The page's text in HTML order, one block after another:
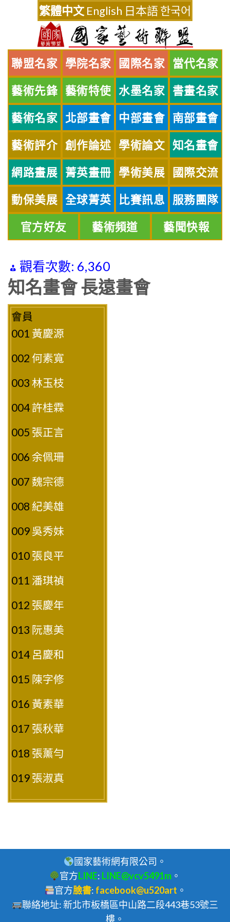
繁體中文 English 日本語한국어
聯盟名家 學院名家 國際名家 當代名家
藝術先鋒 藝術特使 水墨名家 書畫名家
藝術名家 北部畫會 中部畫會 南部畫會
藝術評介 創作論述 學術論文 知名畫會
網路畫展 菁英畫冊 學術美展 國際交流
動保美展 全球菁英 比賽訊息 服務團隊
官方好友 藝術頻道 藝聞快報
觀看次數: 6,360
知名畫會 長遠畫會
會員
001 黃慶源
002 何素寬
003 林玉枝
004許桂霖
005 張正言
006 余佩珊
007 魏宗德
008 紀美雄
009 吳秀妹
010 張良平
011 潘琪禎
012 張慶年
013 阮惠美
014 呂慶和
015 陳字修
016 黃素華
017 張秋華
018 張薰勻
019 張淑真
國家藝術網有限公司。
官方LINE: LINE@vcv5491m 。
官方臉書: facebook@u520art 。
聯絡地址: 新北市板橋區中山路二段443巷53號三
樓。